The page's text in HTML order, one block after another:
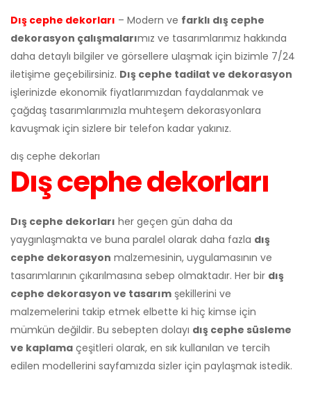
Dış cephe dekorları – Modern ve farklı dış cephe
dekorasyon çalışmalarımız ve tasarımlarımız hakkında
daha detaylı bilgiler ve görsellere ulaşmak için bizimle 7/24
iletişime geçebilirsiniz. Dış cephe tadilat ve dekorasyon
işlerinizde ekonomik fiyatlarımızdan faydalanmak ve
çağdaş tasarımlarımızla muhteşem dekorasyonlara
kavuşmak için sizlere bir telefon kadar yakınız.
dış cephe dekorları
Dış cephe dekorları
Dış cephe dekorları her geçen gün daha da
yaygınlaşmakta ve buna paralel olarak daha fazla dış
cephe dekorasyon malzemesinin, uygulamasının ve
tasarımlarının çıkarılmasına sebep olmaktadır. Her bir dış
cephe dekorasyon ve tasarım şekillerini ve
malzemelerini takip etmek elbette ki hiç kimse için
mümkün değildir. Bu sebepten dolayı dış cephe süsleme
ve kaplama çeşitleri olarak, en sık kullanılan ve tercih
edilen modellerini sayfamızda sizler için paylaşmak istedik.